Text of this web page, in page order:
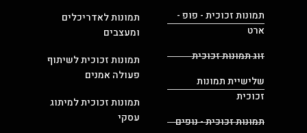
תמונות זכוכית - פופ -
ארט
זוג תמונות זכוכית
שלישיית תמונות
זכוכית
תמונות זכוכית - נופים
תמונות לאדריכלים
ומעצבים
תמונות זכוכית לשיתוף
פעולה אמנים
תמונות זכוכית למיתוג
עסקי